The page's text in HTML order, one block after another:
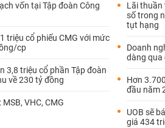
vốn tại Tập đoàn Công
triệu cổ phiếu CMG với mức
cp
3,8 triệu cổ phần Tập đoàn
về 230 tỷ đồng
VHC, CMG
Lãi thuần
số trong
tụt hạng
Doanh
dàng qua
Hơn
đầu năm
UOB sẽ
giá 434